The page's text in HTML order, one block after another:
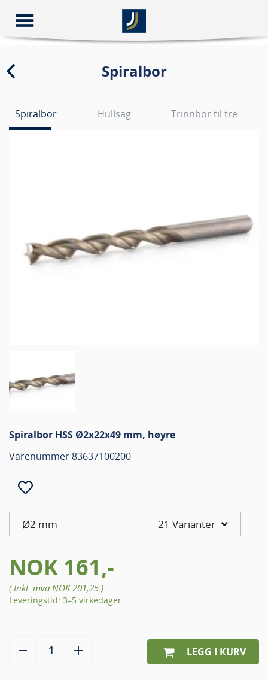
Spiralbor
Spiralbor Hullsag Trinnbor til tre
Spiralbor HSS Ø2x22x49 mm, høyre
Varenummer 83637100200
Ø2 mm 21 Varianter
NOK 161,-
( Inkl. mva NOK 201,25 )
Leveringstid: 3–5 virkedager
LEGG I KURV